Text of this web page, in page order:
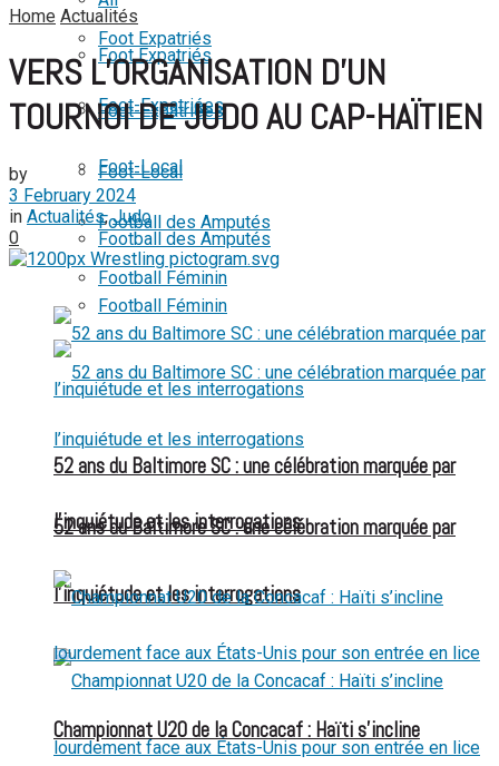
Foot Expatriés
Foot-Expatriées
Foot-Local
Football des Amputés
Football Féminin
52 ans du Baltimore SC : une célébration marquée par
l’inquiétude et les interrogations
Foot Expatriés
Foot-Expatriées
Foot-Local
Football des Amputés
Football Féminin
52 ans du Baltimore SC : une célébration marquée par
l’inquiétude et les interrogations
Championnat U20 de la Concacaf : Haïti s’incline
View All Result
Home Actualités
VERS L’ORGANISATION D’UN
TOURNOI DE JUDO AU CAP-HAÏTIEN
by
3 February 2024
in Actualités,Judo
0